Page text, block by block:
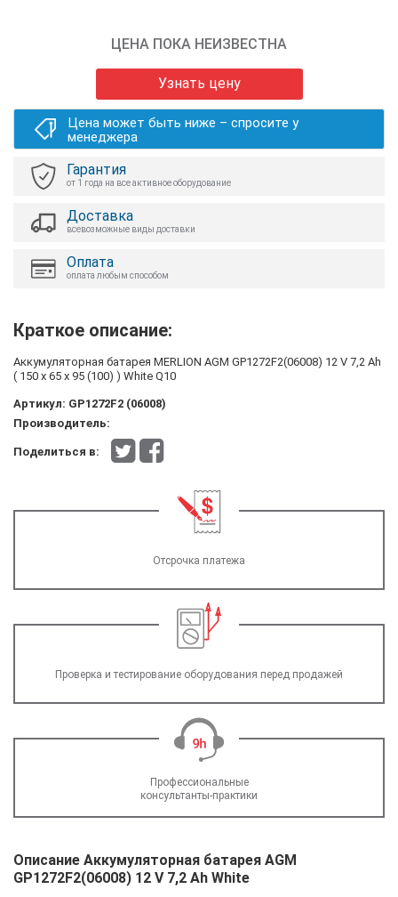
ЦЕНА ПОКА НЕИЗВЕСТНА
Узнать цену
Цена может быть ниже – спросите у
менеджера
Гарантия
от 1 года на все активное оборудование
Доставка
всевозможные виды доставки
Оплата
оплата любым способом
Краткое описание:
Аккумуляторная батарея MERLION AGM GP1272F2(06008) 12 V 7,2 Ah
( 150 x 65 x 95 (100) ) White Q10
Артикул: GP1272F2 (06008)
Производитель:
Поделиться в:
Отсрочка платежа
Проверка и тестирование оборудования перед продажей
Профессиональные
консультанты-практики
Описание Аккумуляторная батарея AGM
GP1272F2(06008) 12 V 7,2 Ah White